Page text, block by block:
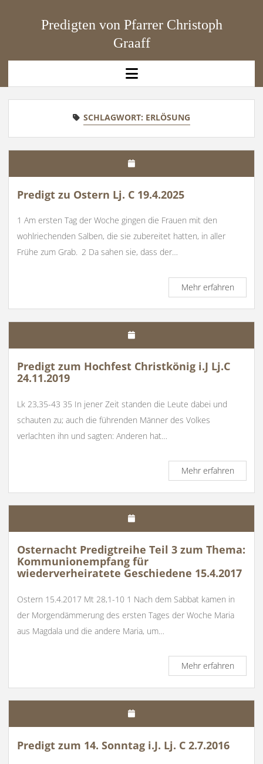
Predigten von Pfarrer Christoph
Graaff
open
menu
SCHLAGWORT: ERLÖSUNG
Predigt zu Ostern Lj. C 19.4.2025
1 Am ersten Tag der Woche gingen die Frauen mit den
wohlriechenden Salben, die sie zubereitet hatten, in aller
Frühe zum Grab. 2 Da sahen sie, dass der…
Mehr erfahrenPredigt
zu
Ostern
Lj.
Predigt zum Hochfest Christkönig i.J Lj.C
24.11.2019
Lk 23,35-43 35 In jener Zeit standen die Leute dabei und
schauten zu; auch die führenden Männer des Volkes
verlachten ihn und sagten: Anderen hat…
Mehr erfahrenPredigt
zum
Osternacht Predigtreihe Teil 3 zum Thema:
Kommunionempfang für
wiederverheiratete Geschiedene 15.4.2017
Ostern 15.4.2017 Mt 28,1-10 1 Nach dem Sabbat kamen in
der Morgendämmerung des ersten Tages der Woche Maria
aus Magdala und die andere Maria, um…
Mehr erfahren
Teil
3
Predigt zum 14. Sonntag i.J. Lj. C 2.7.2016